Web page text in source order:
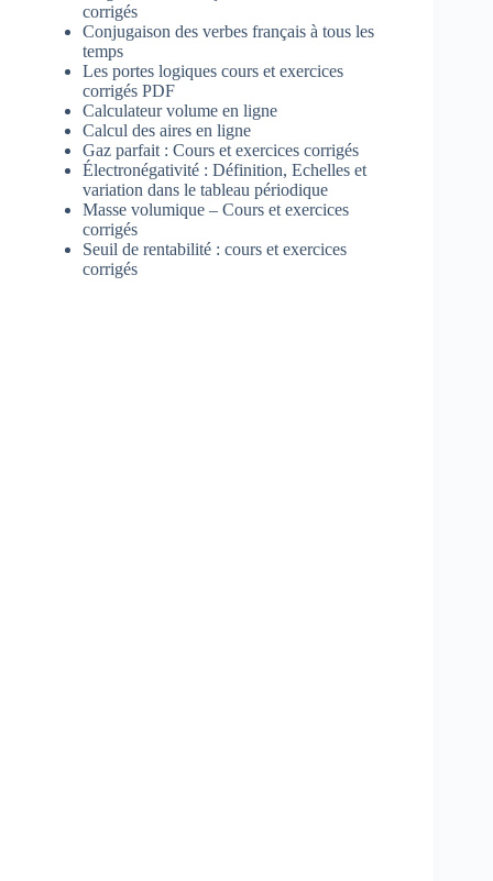
corrigés
Conjugaison des verbes français à tous les
temps
Les portes logiques cours et exercices
corrigés PDF
Calculateur volume en ligne
Calcul des aires en ligne
Gaz parfait : Cours et exercices corrigés
Électronégativité : Définition, Echelles et
variation dans le tableau périodique
Masse volumique – Cours et exercices
corrigés
Seuil de rentabilité : cours et exercices
corrigés